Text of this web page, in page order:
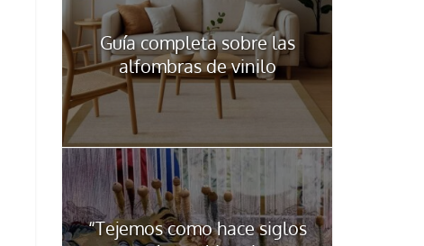
Guía completa sobre las
alfombras de vinilo
“Tejemos como hace siglos